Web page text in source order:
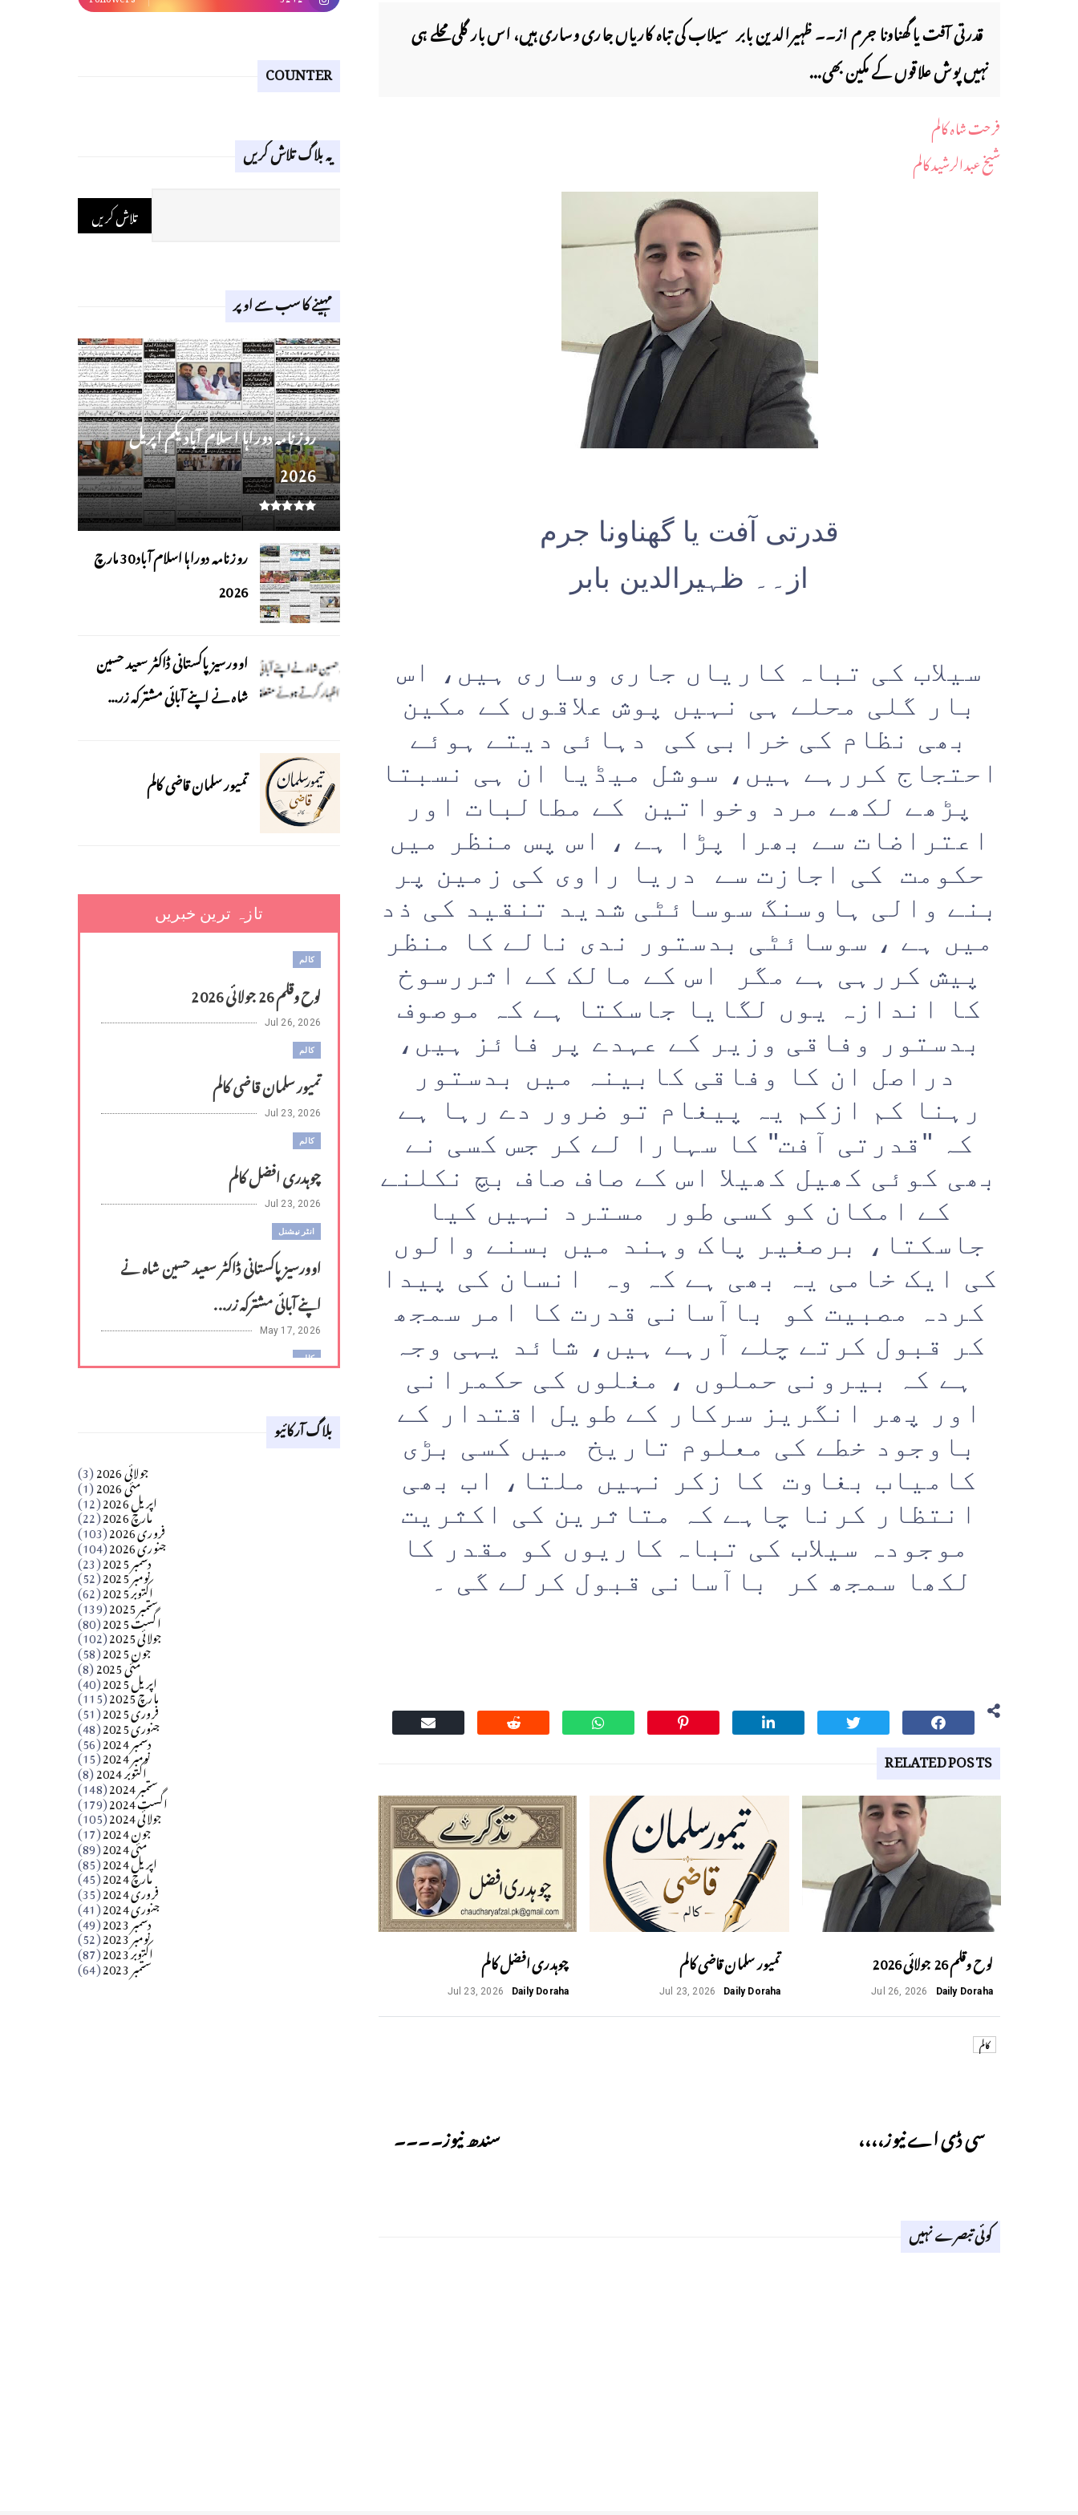
قدرتی آفت یا گھناونا جرم از۔۔ ظہیرالدین بابر سیلاب کی تباہ کاریاں جاری وساری ہیں، اس بار گلی محلے ہی
نہیں پوش علاقوں کے مکین بھی...
فرحت شاہ کالم
شیخ عبدالرشید کالم
قدرتی آفت یا گھناونا جرم
از۔۔ ظہیرالدین بابر
سیلاب کی تباہ کاریاں جاری وساری ہیں، اس
بار گلی محلے ہی نہیں پوش علاقوں کے مکین
بھی نظام کی خرابی کی دہائی دیتے ہوئے
احتجاج کررہے ہیں، سوشل میڈیا ان ہی نسبتا
پڑھے لکھے مرد وخواتین کے مطالبات اور
اعتراضات سے بھرا پڑا ہے ، اس پس منظر میں
حکومت کی اجازت سے دریا راوی کی زمین پر
بنے والی ہاوسنگ سوسائٹی شدید تنقید کی ذد
میں ہے ، سوسائٹی بدستور ندی نالے کا منظر
پیش کررہی ہے مگر اس کے مالک کے اثررسوخ
کا اندازہ یوں لگایا جاسکتا ہے کہ موصوف
بدستور وفاقی وزیر کے عہدے پر فائز ہیں،
دراصل ان کا وفاقی کابینہ میں بدستور
رہنا کم ازکم یہ پیغام تو ضرور دے رہا ہے
کہ "قدرتی آفت" کا سہارا لے کر جس کسی نے
بھی کوئی کھیل کھیلا اس کے صاف صاف بچ نکلنے
کے امکان کو کسی طور مسترد نہیں کیا
جاسکتا، برصغیر پاک وہند میں بسنے والوں
کی ایک خامی یہ بھی ہے کہ وہ انسان کی پیدا
کردہ مصبیت کو باآسانی قدرت کا امر سمجھ
کر قبول کرتے چلے آرہے ہیں، شائد یہی وجہ
ہے کہ بیرونی حملوں ، مغلوں کی حکمرانی
اور پھر انگریز سرکار کے طویل اقتدار کے
باوجود خطے کی معلوم تاریخ میں کسی بڑی
کامیاب بغاوت کا زکر نہیں ملتا، اب بھی
انتظار کرنا چاہے کہ متاثرین کی اکثریت
موجودہ سیلاب کی تباہ کاریوں کو مقدر کا
لکھا سمجھ کر باآسانی قبول کرلے گی ۔
RELATED POSTS
لوح وقلم 26 جولائی 2026
Daily Doraha
Jul 26, 2026
تمیور سلمان قاضی کالم
Daily Doraha
Jul 23, 2026
چوہدری افضل کالم
Daily Doraha
Jul 23, 2026
کالم
سی ڈی اے نیوز،،،، سندھ نیوز۔۔۔۔
کوئی تبصرے نہیں
COUNTER
یہ بلاگ تلاش کریں
مہینے کا سب سے اوپر
روز نامہ دوراہا اسلام آباد یکم اپریل
2026
روزنامہ دوراہا اسلام آباد 30 مارچ
2026
اوورسیز پاکستانی ڈاکٹر سعید حسین
شاہ نے اپنے آبائی مشترکہ زر...
تمیور سلمان قاضی کالم
تازہ ترین خبریں
کالم
لوح وقلم 26 جولائی 2026
Jul 26, 2026
کالم
تمیور سلمان قاضی کالم
Jul 23, 2026
کالم
چوہدری افضل کالم
Jul 23, 2026
انٹر نیشنل
اوورسیز پاکستانی ڈاکٹر سعید حسین شاہ نے
اپنے آبائی مشترکہ زر...
May 17, 2026
کالم
Apr 18, 2026
آزاد کشمیر جیسے احتجاج کی ضرورت ہے؟
​تحریر: عاصم نواز طاہرخیلی (غازی/ہری پور)
بلاگ آرکائیو
جولائی 2026 (3) مئی 2026 (1) اپریل 2026 (12) مارچ 2026 (22) فروری 2026 (103) جنوری 2026 (104) دسمبر 2025 (23) نومبر 2025 (52) اکتوبر 2025 (62) ستمبر 2025 (139) اگست 2025 (80) جولائی 2025 (102) جون 2025 (58) مئی 2025 (8) اپریل 2025 (40) مارچ 2025 (115) فروری 2025 (51) جنوری 2025 (48) دسمبر 2024 (56) نومبر 2024 (15) اکتوبر 2024 (8) ستمبر 2024 (148) اگست 2024 (179) جولائی 2024 (105) جون 2024 (17) مئی 2024 (89) اپریل 2024 (85) مارچ 2024 (45) فروری 2024 (35) جنوری 2024 (41) دسمبر 2023 (49) نومبر 2023 (52) اکتوبر 2023 (87) ستمبر 2023 (64)